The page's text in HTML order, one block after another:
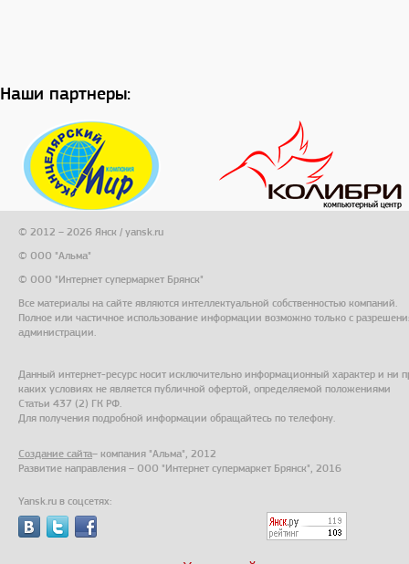
Наши партнеры:
© 2012 – 2026 Янск / yansk.ru
© ООО "Альма"
© ООО "Интернет супермаркет Брянск"
Все материалы на сайте являются интеллектуальной собственностью компаний.
Полное или частичное использование информации возможно только с
администрации.
Данный интернет-ресурс носит исключительно информационный характер и ни
каких условиях не является публичной офертой, определяемой положениями
Статьи 437 (2) ГК РФ.
Для получения подробной информации обращайтесь по телефону.
Создание сайта– компания "Альма", 2012
Развитие направления – ООО "Интернет супермаркет Брянск", 2016
Yansk.ru в соцсетях: